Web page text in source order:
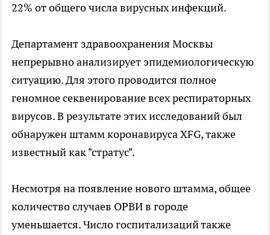
22% от общего числа вирусных инфекций.
Департамент здравоохранения Москвы
непрерывно анализирует эпидемиологическую
ситуацию. Для этого проводится полное
геномное секвенирование всех респираторных
вирусов. В результате этих исследований был
обнаружен штамм коронавируса XFG, также
известный как "стратус".
Несмотря на появление нового штамма, общее
количество случаев ОРВИ в городе
уменьшается. Число госпитализаций также